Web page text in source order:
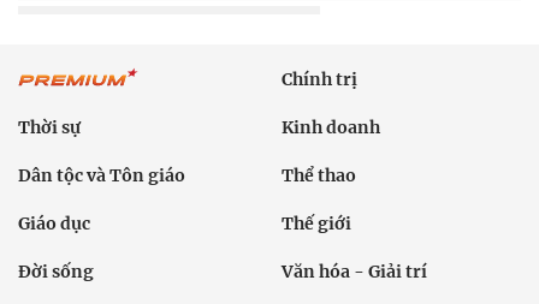
Chính trị
Thời sự Kinh doanh
Dân tộc và Tôn giáo Thể thao
Giáo dục Thế giới
Đời sống Văn hóa - Giải trí